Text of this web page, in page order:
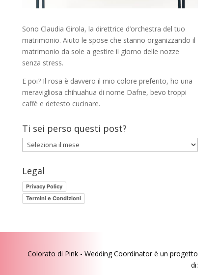
Sono Claudia Girola, la direttrice d’orchestra del tuo
matrimonio. Aiuto le spose che stanno organizzando il
matrimonio da sole a gestire il giorno delle nozze
senza stress.
E poi? Il rosa è davvero il mio colore preferito, ho una
meravigliosa chihuahua di nome Dafne, bevo troppi
caffè e detesto cucinare.
Ti sei perso questi post?
sei
perso
questi
post?
Legal
Privacy Policy
Termini e Condizioni
Colorato di Pink - Wedding Coordinatorè un progetto
di: